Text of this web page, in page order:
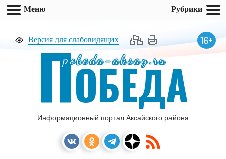
Версия для слабовидящих 16+
pobeda-aksay.ru
ПОБЕДА
Информационный портал Аксайского района
Меню Рубрики